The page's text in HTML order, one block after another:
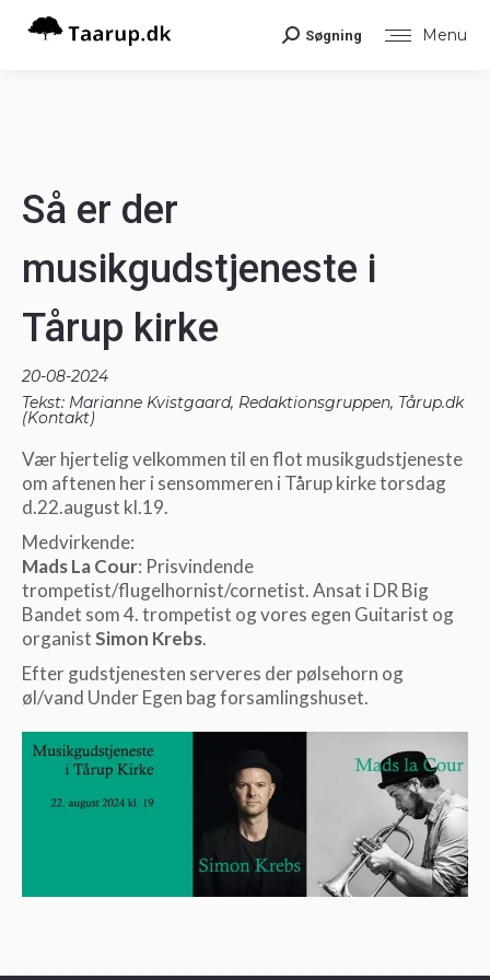
Menu
Search:
Søgning
Så er der
musikgudstjeneste i
Tårup kirke
20-08-2024
Tekst: Marianne Kvistgaard, Redaktionsgruppen, Tårup.dk
(Kontakt)
Vær hjertelig velkommen til en flot musikgudstjeneste
om aftenen her i sensommeren i Tårup kirke torsdag
d.22.august kl.19.
Medvirkende:
Mads La Cour: Prisvindende
trompetist/flugelhornist/cornetist. Ansat i DR Big
Bandet som 4. trompetist og vores egen Guitarist og
organistSimon Krebs.
Efter gudstjenesten serveres der pølsehorn og
øl/vand Under Egen bag forsamlingshuset.